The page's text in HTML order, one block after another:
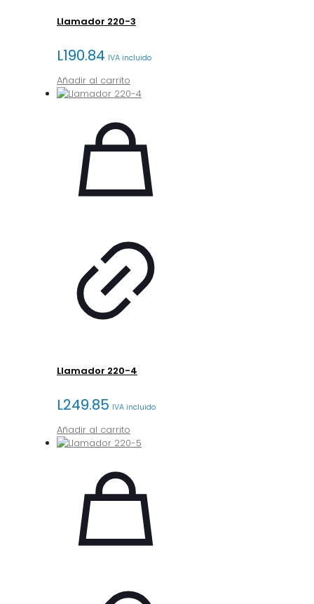
Llamador 220-3
L190.84 IVA incluido
Añadir al carrito
Llamador 220-4
L249.85 IVA incluido
Añadir al carrito